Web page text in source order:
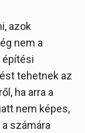
azok
nem a
építési
tehetnek az
ha arra a
nem képes,
számára